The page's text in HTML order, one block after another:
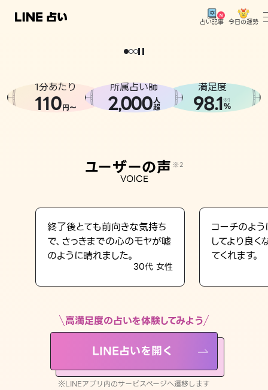
占い記事 今日の運勢
相談事例
LINE占いを開く
※LINEアプリ内のサービスページへ遷移します
どうせなら
。
1分あたり
110円〜
所属占い師
2,000人
超
満足度
98.1※1
%
ユーザーの声 ※2
VOICE
終了後とても前向きな気持ち
で、さっきまでの心のモヤが嘘
のように晴れました。
30代 女性
コーチのよ
してより良
てくれます。
高満足度の占いを体験してみよう
LINE占いを開く
※LINEアプリ内のサービスページへ遷移します